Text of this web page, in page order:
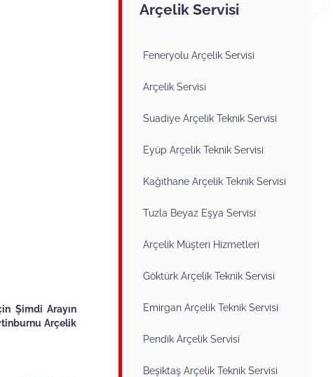
Şimdi Arayın
Arçelik
Arçelik Servisi
Feneryolu Arçelik Servisi
Arçelik Servisi
Suadiye Arçelik Teknik Servisi
Eyüp Arçelik Teknik Servisi
Kağıthane Arçelik Teknik Servisi
Tuzla Beyaz Eşya Servisi
Arçelik Müşteri Hizmetleri
Göktürk Arçelik Teknik Servisi
Emirgan Arçelik Teknik Servisi
Pendik Arçelik Servisi
Beşiktaş Arçelik Teknik Servisi